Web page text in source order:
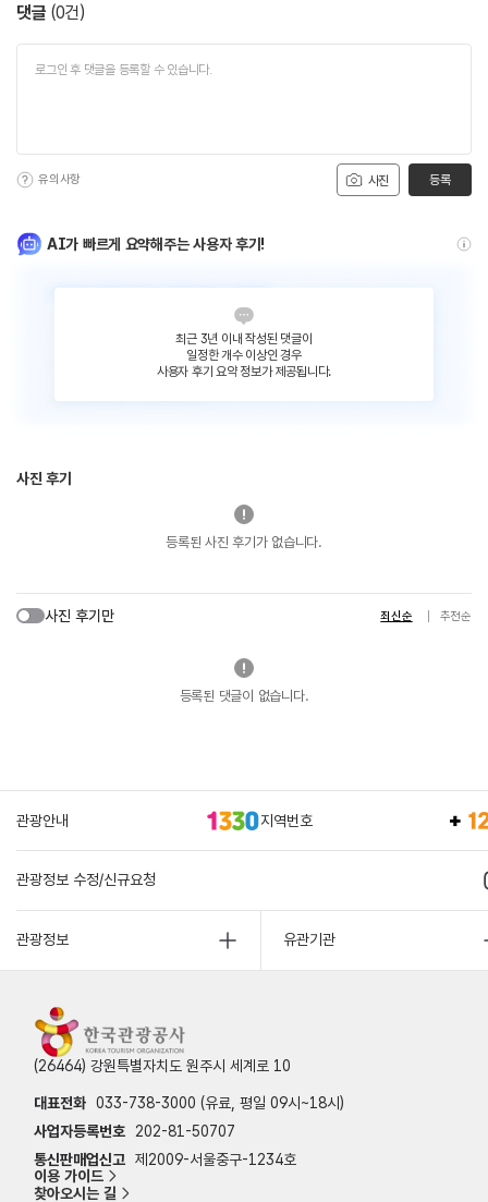
댓글 (0건)
사진
유의사항 등록
AI가 빠르게 요약해주는 사용자 후기!
최근 3년 이내 작성된 댓글이
일정한 개수 이상인 경우
사용자 후기 요약 정보가 제공됩니다.
사진 후기
등록된 사진 후기가 없습니다.
사진 후기만 최신순 추천순
등록된 댓글이 없습니다.
관광안내 지역번호
관광정보 수정/신규요청
관광정보 유관기관
(26464) 강원특별자치도 원주시 세계로 10
대표전화 033-738-3000 (유료, 평일 09시~18시)
사업자등록번호
202-81-50707
통신판매업신고 제2009-서울중구-1234호
이용 가이드
찾아오시는 길